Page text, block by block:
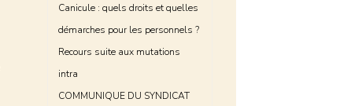
Canicule : quels droits et quelles
démarches pour les personnels ?
Recours suite aux mutations
intra
COMMUNIQUE DU SYNDICAT